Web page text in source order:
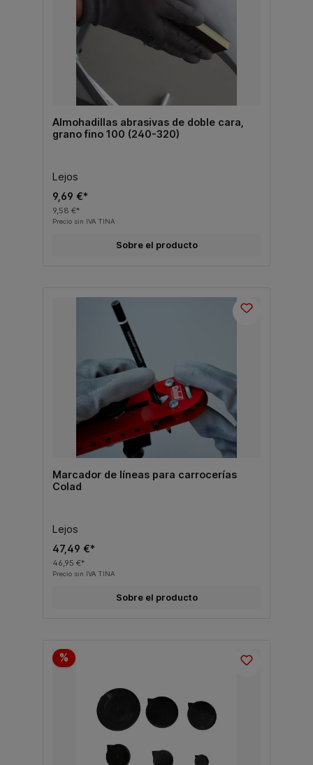
Almohadillas abrasivas de doble cara,
grano fino 100 (240-320)
Lejos
9,69 €*
9,58 €*
Precio sin IVA TINA
Sobre el producto
Marcador de líneas para carrocerías
Colad
Lejos
47,49 €*
46,95 €*
Precio sin IVA TINA
Sobre el producto
%